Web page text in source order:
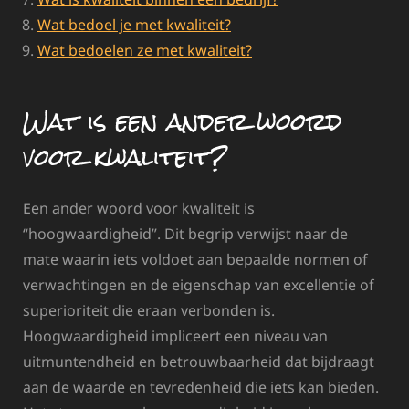
Wat bedoel je met kwaliteit?
Wat bedoelen ze met kwaliteit?
Wat is een ander woord
voor kwaliteit?
Een ander woord voor kwaliteit is
“hoogwaardigheid”. Dit begrip verwijst naar de
mate waarin iets voldoet aan bepaalde normen of
verwachtingen en de eigenschap van excellentie of
superioriteit die eraan verbonden is.
Hoogwaardigheid impliceert een niveau van
uitmuntendheid en betrouwbaarheid dat bijdraagt
aan de waarde en tevredenheid die iets kan bieden.